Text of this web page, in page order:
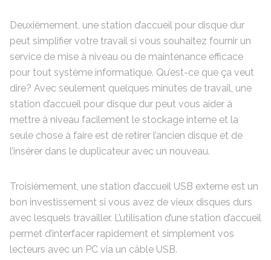
Deuxièmement, une station d’accueil pour disque dur
peut simplifier votre travail si vous souhaitez fournir un
service de mise à niveau ou de maintenance efficace
pour tout système informatique. Qu’est-ce que ça veut
dire? Avec seulement quelques minutes de travail, une
station d’accueil pour disque dur peut vous aider à
mettre à niveau facilement le stockage interne et la
seule chose à faire est de retirer l’ancien disque et de
l’insérer dans le duplicateur avec un nouveau.
Troisièmement, une station d’accueil USB externe est un
bon investissement si vous avez de vieux disques durs
avec lesquels travailler. L’utilisation d’une station d’accueil
permet d’interfacer rapidement et simplement vos
lecteurs avec un PC via un câble USB.